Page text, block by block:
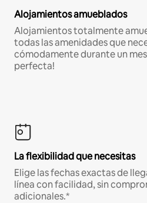
Alojamientos amueblados
Alojamientos totalmente
todas las amenidades que
cómodamente durante un mes
perfecta!
La flexibilidad que necesitas
Elige las fechas exactas de
línea con facilidad, sin
adicionales.*